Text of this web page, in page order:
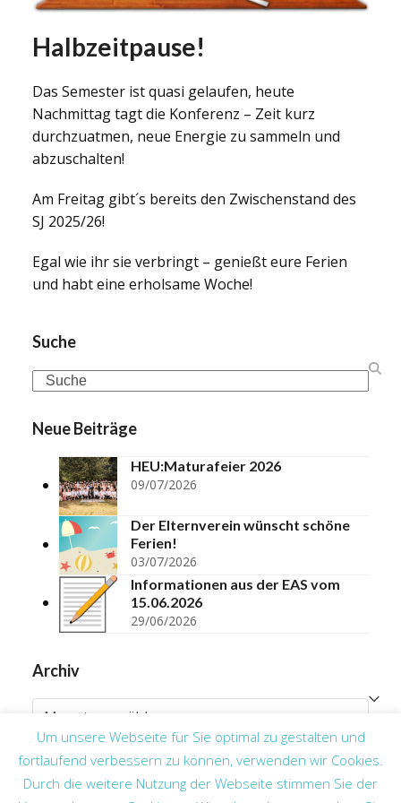
Halbzeitpause!
Das Semester ist quasi gelaufen, heute
Nachmittag tagt die Konferenz – Zeit kurz
durchzuatmen, neue Energie zu sammeln und
abzuschalten!
Am Freitag gibt´s bereits den Zwischenstand des
SJ 2025/26!
Egal wie ihr sie verbringt – genießt eure Ferien
und habt eine erholsame Woche!
Suche
Search
Neue Beiträge
HEU:Maturafeier 2026
09/07/2026
Der Elternverein wünscht schöne
Ferien!
03/07/2026
Informationen aus der EAS vom
15.06.2026
29/06/2026
Archiv
Archiv
Frohe Weihnachten
HEU:BALL 2026 –
Um unsere Webseite für Sie optimal zu gestalten und
fortlaufend verbessern zu können, verwenden wir Cookies.
Durch die weitere Nutzung der Webseite stimmen Sie der